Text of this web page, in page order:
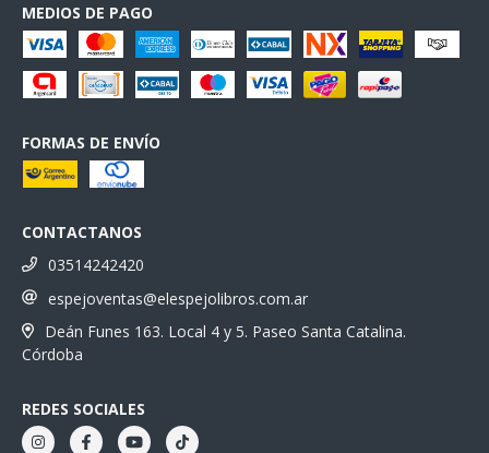
MEDIOS DE PAGO
FORMAS DE ENVÍO
CONTACTANOS
03514242420
espejoventas@elespejolibros.com.ar
Deán Funes 163. Local 4 y 5. Paseo Santa Catalina.
Córdoba
REDES SOCIALES